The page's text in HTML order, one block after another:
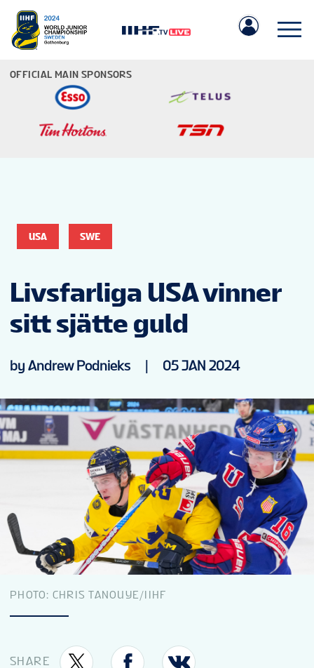
OFFICIAL MAIN SPONSORS
NYHETER
STATISTIK
MEDIA
STÄLLNING
BILJETTER
USA SWE
Livsfarliga USA vinner
sitt sjätte guld
by Andrew Podnieks 05 JAN 2024
PHOTO: CHRIS TANOUYE/IIHF
SHARE